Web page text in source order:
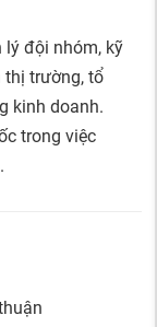
lý đội nhóm, kỹ
thị trường, tổ
kinh doanh.
trong việc